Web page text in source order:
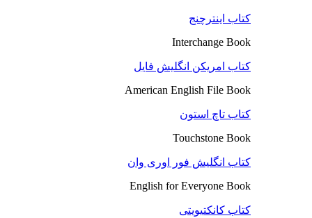
کتاب اینترچنج
Interchange Book
کتاب امریکن انگلیش فایل
American English File Book
کتاب تاچ استون
Touchstone Book
کتاب انگلیش فور اوری وان
English for Everyone Book
کتاب کانکتیویتی